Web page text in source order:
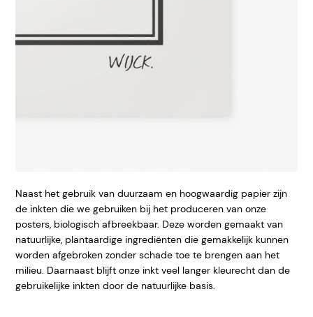
Naast het gebruik van duurzaam en hoogwaardig papier zijn
de inkten die we gebruiken bij het produceren van onze
posters, biologisch afbreekbaar. Deze worden gemaakt van
natuurlijke, plantaardige ingrediënten die gemakkelijk kunnen
worden afgebroken zonder schade toe te brengen aan het
milieu. Daarnaast blijft onze inkt veel langer kleurecht dan de
gebruikelijke inkten door de natuurlijke basis.